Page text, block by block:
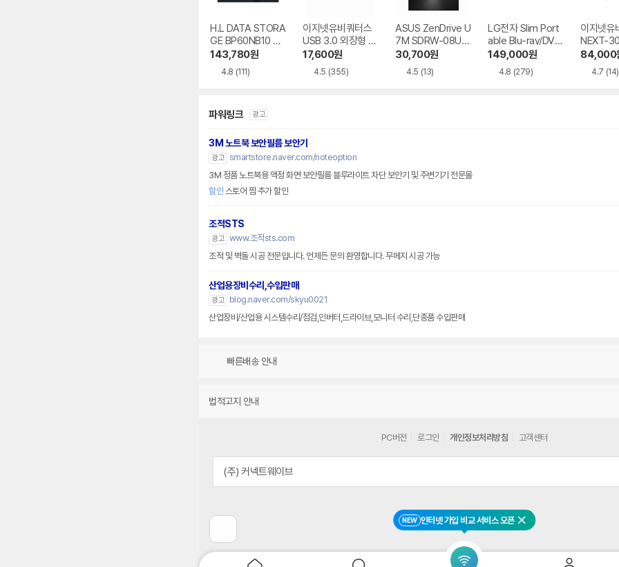
NEW 인터넷 가입 비교 서비스 오픈 닫기
H.L DATA STORA
GE BP60NB10 블
루레이 외장ODD
143,780원
4.8 (111)
이지넷유비쿼터스
USB 3.0 외장형 D
VD-RW NEXT-20
0DVD-RW
17,600원
4.5 (355)
ASUS ZenDrive U
7M SDRW-08U7
M-U-B
30,700원
4.5 (13)
LG전자 Slim Port
able Blu-ray/DVD
Writer BP50NB4
149,000원
4.8 (279)
이지넷유
NEXT-
BR 트레
84,000
4.7 (14)
파워링크 광고
3M 노트북 보안필름 보안기
광고 smartstore.naver.com/noteoption
3M 정품 노트북용 액정 화면 보안필름 블루라이트 차단 보안기 및 주변기기 전문몰
할인 스토어 찜 추가 할인
조적STS
광고 www.조적sts.com
조적 및 벽돌 시공 전문입니다. 언제든 문의 환영합니다. 무메지 시공 가능
산업용장비수리,수입판매
광고
blog.naver.com/skyu0021
산업장비/산업용 시스템수리/점검,인버터,드라이브,모니터 수리,단종품 수입판매
빠른배송 안내
법적고지 안내
전
페
PC버전 로그인 개인정보처리방침 고객센터
(주) 커넥트웨이브